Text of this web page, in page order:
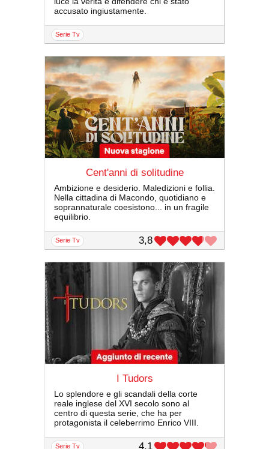
accusato ingiustamente.
serie Tv
Cent'anni di solitudine
Ambizione e desiderio. Maledizioni e follia.
Nella cittadina di Macondo, quotidiano e
soprannaturale coesistono... in un fragile
equilibrio.
serie Tv 3,8
I Tudors​
Lo splendore e gli scandali della corte
reale inglese del XVI secolo sono al
centro di questa serie, che ha per
protagonista il celeberrimo Enrico VIII.
serie Tv 4,1